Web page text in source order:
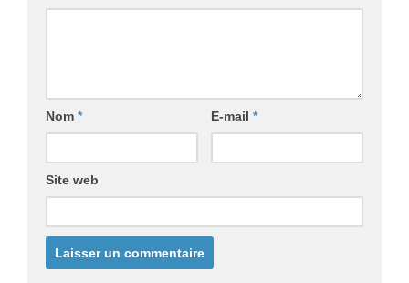
Nom * E-mail *
Site web